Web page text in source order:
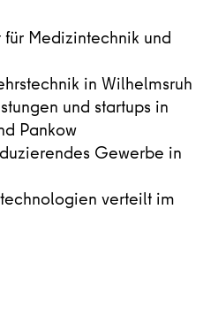
Medizintechnik und
in Wilhelmsruh
und startups in
Pankow
Gewerbe in
verteilt im